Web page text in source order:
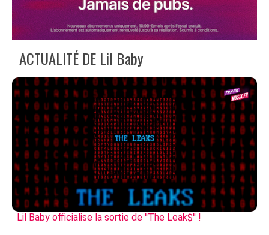
ACTUALITÉ DE Lil Baby
Lil Baby officialise la sortie de ''The Leak$'' !